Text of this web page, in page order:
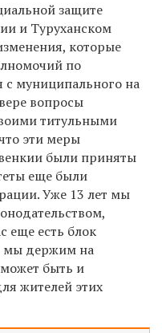
защите
и Туруханском
которые
по
с муниципального на
вопросы
титульными
эти меры
были приняты
еще были
Уже 13 лет мы
еще есть блок
мы держим на
быть и
жителей этих